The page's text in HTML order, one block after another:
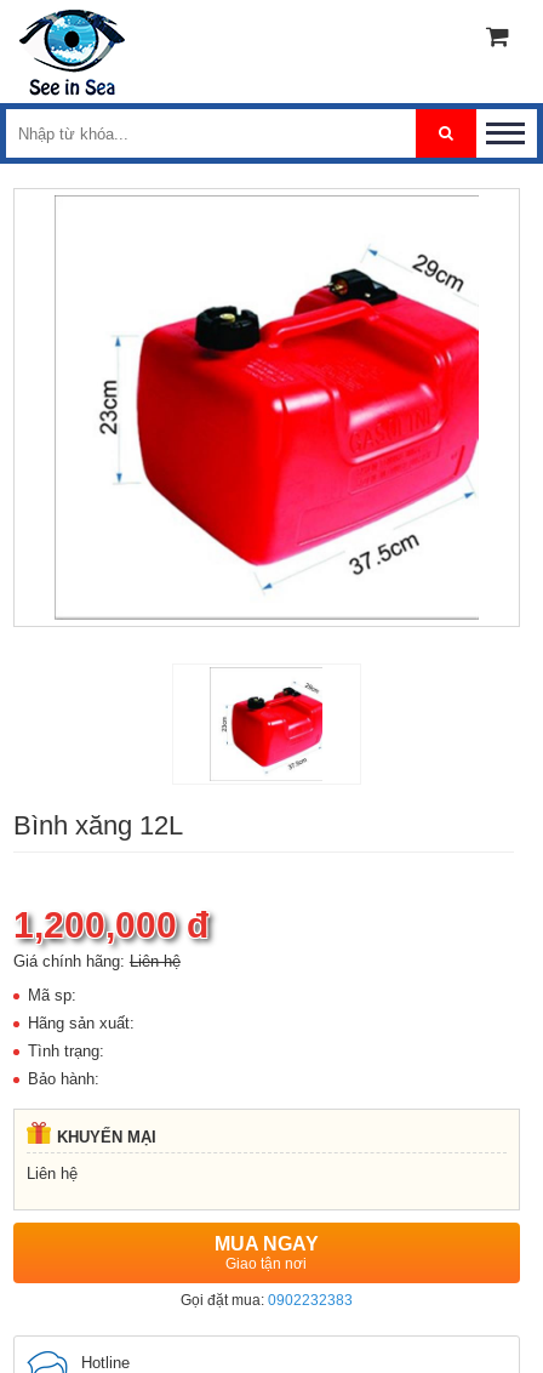
Bình xăng 12L
1,200,000 đ
Giá chính hãng:Liên hệ
Mã sp:
Hãng sản xuất:
Tình trạng:
Bảo hành:
KHUYẾN MẠI
Liên hệ
MUA NGAY
Giao tận nơi
Gọi đặt mua: 0902232383
Hotline